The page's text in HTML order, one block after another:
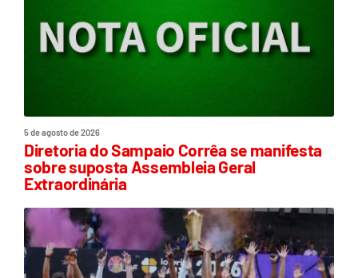
5 de agosto de 2026
Diretoria do Sampaio Corrêa se manifesta
sobre suposta Assembleia Geral
Extraordinária